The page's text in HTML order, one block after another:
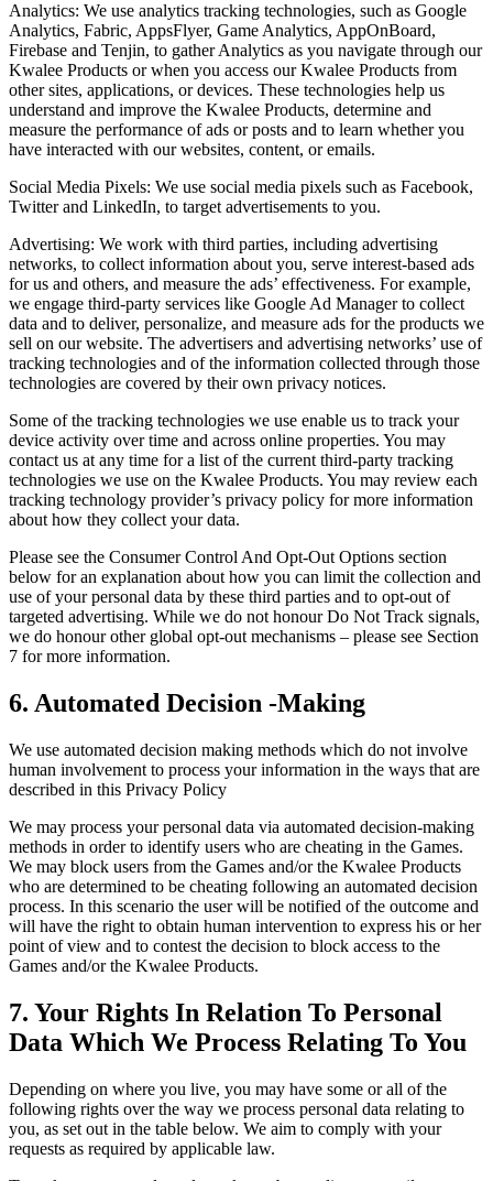
Analytics: We use analytics tracking technologies, such as Google
Analytics, Fabric, AppsFlyer, Game Analytics, AppOnBoard,
Firebase and Tenjin, to gather Analytics as you navigate through our
Kwalee Products or when you access our Kwalee Products from
other sites, applications, or devices. These technologies help us
understand and improve the Kwalee Products, determine and
measure the performance of ads or posts and to learn whether you
have interacted with our websites, content, or emails.
Social Media Pixels: We use social media pixels such as Facebook,
Twitter and LinkedIn, to target advertisements to you.
Advertising: We work with third parties, including advertising
networks, to collect information about you, serve interest-based ads
for us and others, and measure the ads’ effectiveness. For example,
we engage third-party services like Google Ad Manager to collect
data and to deliver, personalize, and measure ads for the products we
sell on our website. The advertisers and advertising networks’ use of
tracking technologies and of the information collected through those
technologies are covered by their own privacy notices.
Some of the tracking technologies we use enable us to track your
device activity over time and across online properties. You may
contact us at any time for a list of the current third-party tracking
technologies we use on the Kwalee Products. You may review each
tracking technology provider’s privacy policy for more information
about how they collect your data.
Please see the Consumer Control And Opt-Out Options section
below for an explanation about how you can limit the collection and
use of your personal data by these third parties and to opt-out of
targeted advertising. While we do not honour Do Not Track signals,
we do honour other global opt-out mechanisms – please see Section
7 for more information.
6. Automated Decision -Making
We use automated decision making methods which do not involve
human involvement to process your information in the ways that are
described in this Privacy Policy
We may process your personal data via automated decision-making
methods in order to identify users who are cheating in the Games.
We may block users from the Games and/or the Kwalee Products
who are determined to be cheating following an automated decision
process. In this scenario the user will be notified of the outcome and
will have the right to obtain human intervention to express his or her
point of view and to contest the decision to block access to the
Games and/or the Kwalee Products.
7. Your Rights In Relation To Personal
Data Which We Process Relating To You
Depending on where you live, you may have some or all of the
following rights over the way we process personal data relating to
you, as set out in the table below. We aim to comply with your
requests as required by applicable law.